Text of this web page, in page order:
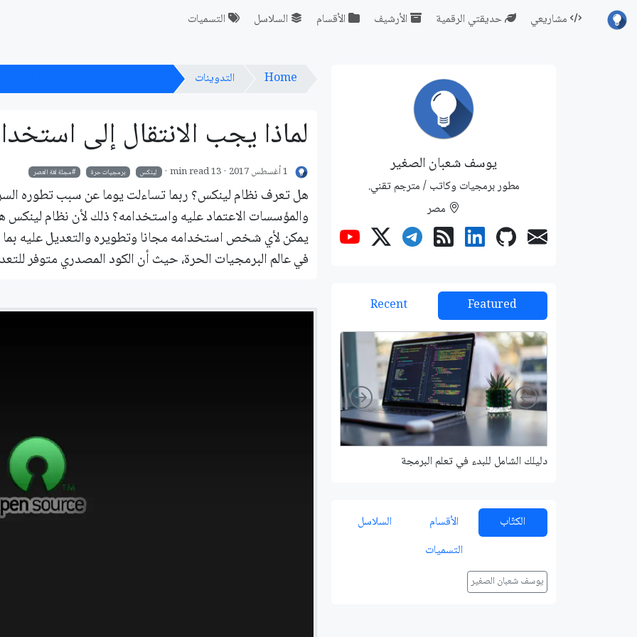
مشاريعي حديقتي الرقمية الأرشيف الأقسام السلاسل التسميات
Home التدوينات
لماذا يجب الانتقال إلى
1 أغسطس 2017 13 min read لينكس برمجيات حرة مجلة لغة العصر
هل تعرف نظام لينكس؟ ربما تساءلت يوما عن سبب تطوره
والمؤسسات الاعتماد عليه واستخدامه؟ ذلك لأن نظام
يمكن لأي شخص استخدامه مجانا وتطويره والتعديل عليه بما
في عالم البرمجيات الحرة، حيث أن الكود المصدري متوفر
يوسف شعبان الصغير
مطور برمجيات وكاتب / مترجم تقني.
مصر
Featured
Recent
دليلك الشامل للبدء في تعلم البرمجة مهارات البحث على اﻹنترنت لطلاب
Left
Right
الكتّاب الأقسام
السلاسل
التسميات
يوسف شعبان الصغير